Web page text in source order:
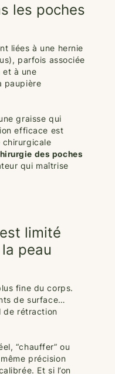
les poches
liées à une hernie
parfois associée
et à une
paupière
graisse qui
efficace est
chirurgicale
des poches
qui maîtrise
limité
peau
fine du corps.
de surface…
de rétraction
“chauffer” ou
précision
Et si l’on